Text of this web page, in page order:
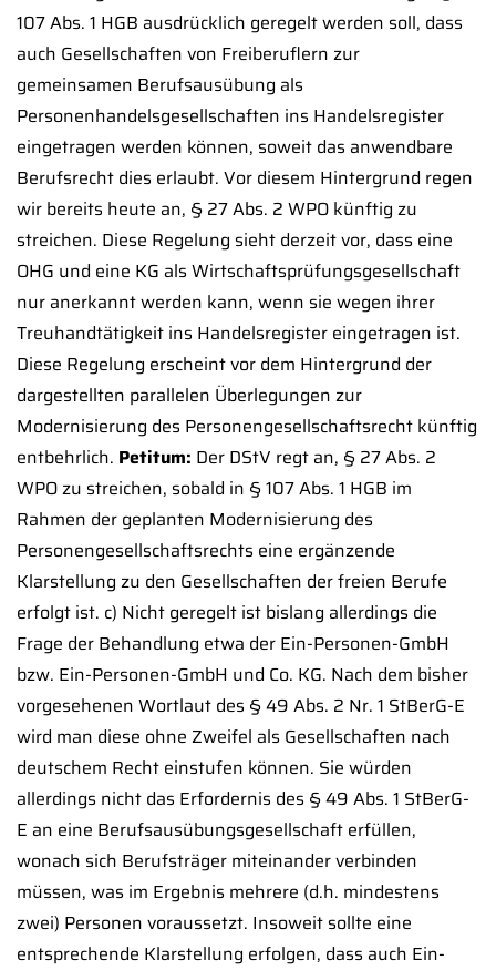
107 Abs. 1 HGB ausdrücklich geregelt werden soll, dass
auch Gesellschaften von Freiberuflern zur
gemeinsamen Berufsausübung als
Personenhandelsgesellschaften ins Handelsregister
eingetragen werden können, soweit das anwendbare
Berufsrecht dies erlaubt. Vor diesem Hintergrund regen
wir bereits heute an, § 27 Abs. 2 WPO künftig zu
streichen. Diese Regelung sieht derzeit vor, dass eine
OHG und eine KG als Wirtschaftsprüfungsgesellschaft
nur anerkannt werden kann, wenn sie wegen ihrer
Treuhandtätigkeit ins Handelsregister eingetragen ist.
Diese Regelung erscheint vor dem Hintergrund der
dargestellten parallelen Überlegungen zur
Modernisierung des Personengesellschaftsrecht künftig
entbehrlich. Petitum: Der DStV regt an, § 27 Abs. 2
WPO zu streichen, sobald in § 107 Abs. 1 HGB im
Rahmen der geplanten Modernisierung des
Personengesellschaftsrechts eine ergänzende
Klarstellung zu den Gesellschaften der freien Berufe
erfolgt ist. c) Nicht geregelt ist bislang allerdings die
Frage der Behandlung etwa der Ein-Personen-GmbH
bzw. Ein-Personen-GmbH und Co. KG. Nach dem bisher
vorgesehenen Wortlaut des § 49 Abs. 2 Nr. 1 StBerG-E
wird man diese ohne Zweifel als Gesellschaften nach
deutschem Recht einstufen können. Sie würden
allerdings nicht das Erfordernis des § 49 Abs. 1 StBerG-
E an eine Berufsausübungsgesellschaft erfüllen,
wonach sich Berufsträger miteinander verbinden
müssen, was im Ergebnis mehrere (d.h. mindestens
zwei) Personen voraussetzt. Insoweit sollte eine
entsprechende Klarstellung erfolgen, dass auch Ein-